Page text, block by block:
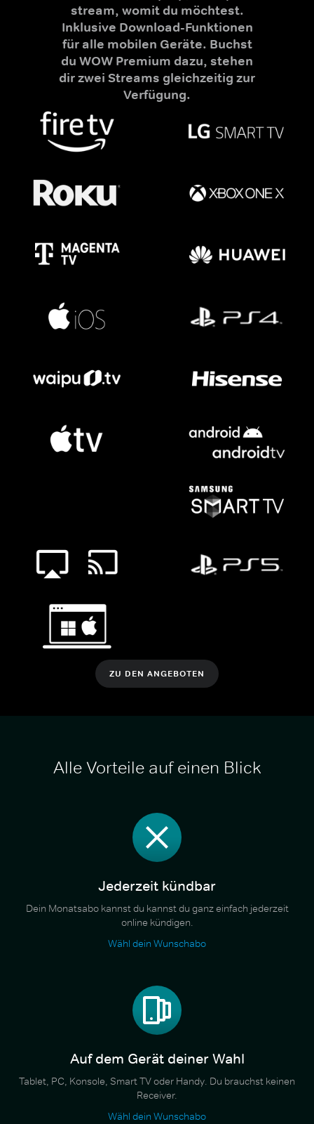
stream, womit du möchtest.
Inklusive Download-Funktionen
für alle mobilen Geräte. Buchst
du WOW Premium dazu, stehen
dir zwei Streams gleichzeitig zur
Verfügung.
ZU DEN ANGEBOTEN
Alle Vorteile auf einen Blick
Jederzeit kündbar
Dein Monatsabo kannst du kannst du ganz einfach jederzeit
online kündigen.
Wähl dein Wunschabo
Auf dem Gerät deiner Wahl
Tablet, PC, Konsole, Smart TV oder Handy. Du brauchst keinen
Receiver.
Wähl dein Wunschabo